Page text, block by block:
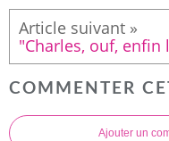
COMMENTER
Ajouter un